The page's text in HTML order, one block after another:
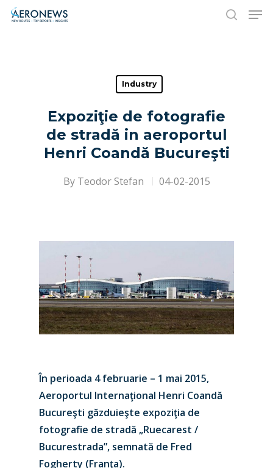
Hit enter to search or ESC to close
Industry
Expoziţie de fotografie
de stradă in aeroportul
Henri Coandă Bucureşti
By Teodor Stefan 04-02-2015
În perioada 4 februarie – 1 mai 2015,
Aeroportul Internaţional Henri Coandă
Bucureşti găzduieşte expoziţia de
fotografie de stradă „Ruecarest /
Bucurestrada”, semnată de Fred
Fogherty (Franţa).